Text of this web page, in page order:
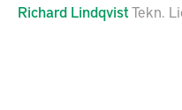
Richard LindqvistTekn.